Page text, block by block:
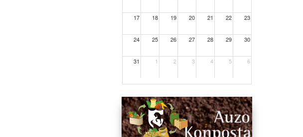
17 18 19 20 21 22 23
24 25 26 27 28 29 30
31 1 2 3 4 5 6